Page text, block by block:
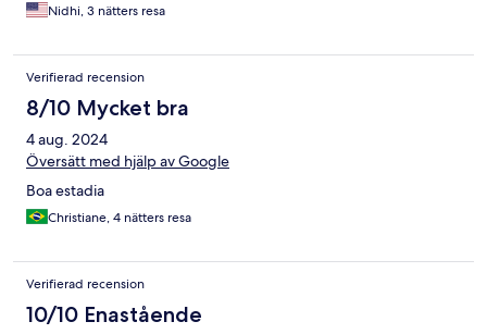
Nidhi, 3 nätters resa
Verifierad recension
8/10 Mycket bra
4 aug. 2024
Översätt med hjälp av Google
Boa estadia
Christiane, 4 nätters resa
Verifierad recension
10/10 Enastående